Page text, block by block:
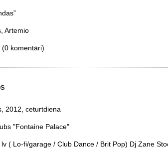
Artemio
(0 komentāri)
2012, ceturtdiena
"Fontaine Palace"
( Lo-fi/garage / Club Dance / Brit Pop) Dj Zane